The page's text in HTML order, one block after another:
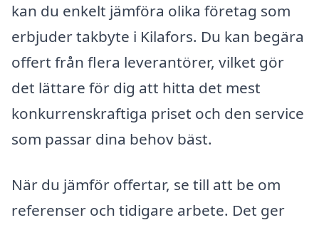
kan du enkelt jämföra olika företag som
erbjuder takbyte i Kilafors. Du kan begära
offert från flera leverantörer, vilket gör
det lättare för dig att hitta det mest
konkurrenskraftiga priset och den service
som passar dina behov bäst.
När du jämför offertar, se till att be om
referenser och tidigare arbete. Det ger